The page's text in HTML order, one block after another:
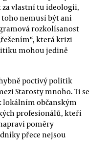
vlastní tu ideologii,
toho nemusí být ani
rozkolísanost
která krizi
mohou jedině
poctivý politik
Starosty mnoho. Ti se
lokálním občanským
profesionálů, kteří
poměry
přece nejsou